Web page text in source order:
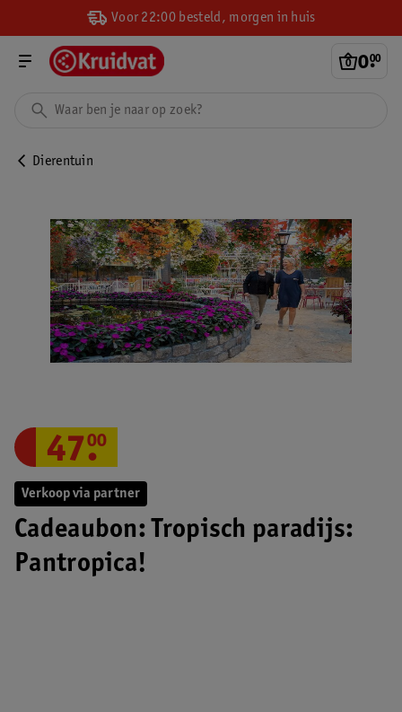
Voor 22:00 besteld, morgen in huis
0.
00
Dierentuin
Verkoop via partner
Cadeaubon: Tropisch paradijs:
Pantropica!
47.
00